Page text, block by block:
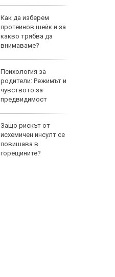
Как да изберем
протеинов шейк и за
какво трябва да
внимаваме?
Психология за
родители: Режимът и
чувството за
предвидимост
Защо рискът от
исхемичен инсулт се
повишава в
горещините?